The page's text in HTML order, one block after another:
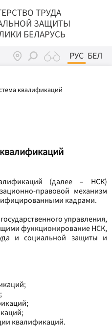
ТРУДА
ЗАЩИТЫ
БЕЛАРУСЬ
РУС БЕЛ
квалификаций
(далее – НСК)
правовой механизм
кадрами.
управления,
функционирование НСК,
и социальной защиты и
квалификаций.